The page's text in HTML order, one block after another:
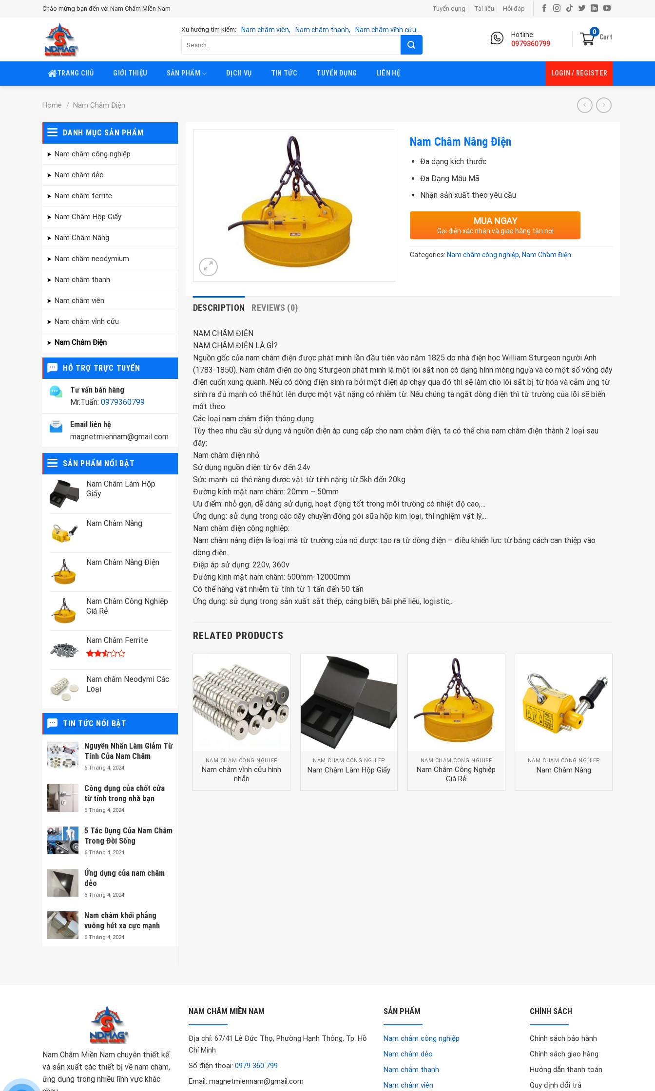
Chào mừng bạn đến với Nam Châm Miền Nam Tuyển dụng Tài liệu Hỏi đáp
Xu hướng tìm kiếm: Nam châm viên, Nam châm thanh, Nam châm vĩnh cửu...
for:
Hotline:
0979360799
Cart
0
TRANG CHỦ GIỚI THIỆU SẢN PHẨM DỊCH VỤ TIN TỨC TUYỂN DỤNG LIÊN HỆ LOGIN / REGISTER
Home / Nam Châm Điện
DANH MỤC SẢN PHẨM
Nam châm công nghiệp
Nam châm dẻo
Nam châm ferrite
Nam Châm Hộp Giấy
Nam Châm Nâng
Nam châm neodymium
Nam châm thanh
Nam châm viên
Nam châm vĩnh cửu
Nam Châm Điện
HỖ TRỢ TRỰC TUYẾN
Tư vấn bán hàng
Mr.Tuấn: 0979360799
Email liên hệ
magnetmiennam@gmail.com
SẢN PHẨM NỔI BẬT
Nam Châm Làm Hộp
Giấy
Nam Châm Nâng
Nam Châm Nâng Điện
Nam Châm Công Nghiệp
Giá Rẻ
Nam Châm Ferrite
out
of 5
Nam châm Neodymi Các
Loại
TIN TỨC NỔI BẬT
Nguyên Nhân Làm Giảm Từ
Tính Của Nam Châm
6 Tháng 4, 2024
Công dụng của chốt cửa
từ tính trong nhà bạn
6 Tháng 4, 2024
5 Tác Dụng Của Nam Châm
Trong Đời Sống
6 Tháng 4, 2024
Ứng dụng của nam châm
dẻo
6 Tháng 4, 2024
Nam châm khối phẳng
vuông hút xa cực mạnh
6 Tháng 4, 2024
Nam Châm Nâng Điện
Đa dạng kích thước
Đa Dạng Mẫu Mã
Nhận sản xuất theo yêu cầu
MUA NGAY
Gọi điện xác nhận và giao hàng tận nơi
Categories: Nam châm công nghiệp, Nam Châm Điện
DESCRIPTION REVIEWS (0)
NAM CHÂM ĐIỆN
NAM CHÂM ĐIỆN LÀ GÌ?
Nguồn gốc của nam châm điện được phát minh lần đầu tiên vào năm 1825 do nhà điện học William Sturgeon người Anh
(1783-1850). Nam châm điện do ông Sturgeon phát minh là một lõi sắt non có dạng hình móng ngựa và có một số vòng dây
điện cuốn xung quanh. Nếu có dòng điện sinh ra bởi một điện áp chạy qua đó thì sẽ làm cho lõi sắt bị từ hóa và cảm ứng từ
sinh ra đủ mạnh có thể hút lên được một vật nặng có nhiễm từ. Nếu chúng ta ngắt dòng điện thì từ trường của lõi sẽ biến
mất theo.
Các loại nam châm điện thông dụng
Tùy theo nhu cầu sử dụng và nguồn điện áp cung cấp cho nam châm điện, ta có thể chia nam châm điện thành 2 loại sau
đây:
Nam châm điện nhỏ:
Sử dụng nguồn điện từ 6v đến 24v
Sức mạnh: có thẻ nâng được vật từ tính nặng từ 5kh đến 20kg
Đường kính mặt nam châm: 20mm – 50mm
Ưu điểm: nhỏ gọn, dễ dàng sử dụng, hoạt động tốt trong môi trường có nhiệt độ cao,…
Ứng dụng: sử dụng trong các dây chuyền đóng gói sữa hộp kim loại, thí nghiệm vật lý,…
Nam châm điện công nghiệp:
Nam châm nâng điện là loại mà từ trường của nó được tạo ra từ dòng điện – điều khiển lực từ bằng cách can thiệp vào
dòng điện.
Điệp áp sử dụng: 220v, 360v
Đường kính mặt nam châm: 500mm-12000mm
Có thể nâng vật nhiễm từ tính từ 1 tấn đến 50 tấn
Ứng dụng: sử dụng trong sản xuất sắt thép, cảng biển, bãi phế liệu, logistic,..
RELATED PRODUCTS
NAM CHÂM CÔNG NGHIỆP
Nam châm vĩnh cửu hình
nhẫn
NAM CHÂM CÔNG NGHIỆP
Nam Châm Làm Hộp Giấy
NAM CHÂM CÔNG NGHIỆP
Nam Châm Công Nghiệp
Giá Rẻ
NAM CHÂM CÔNG NGHIỆP
Nam Châm Nâng
NAM CHÂM VIÊN
Nam châm vĩnh cửu dạng
Nam Châm Miền Nam chuyên thiết kế
và sản xuất các thiết bị về nam châm,
ứng dụng trong nhiều lĩnh vực khác
NAM CHÂM MIỀN NAM
Địa chỉ: 67/41 Lê Đức Thọ, Phường Hạnh Thông, Tp. Hồ
Chí Minh
Số điện thoại: 0979 360 799
Email: magnetmiennam@gmail.com
SẢN PHẨM
Nam châm công nghiệp
Nam châm dẻo
Nam châm thanh
Nam châm viên
CHÍNH SÁCH
Chính sách bảo hành
Chính sách giao hàng
Hướng dẫn thanh toán
Quy định đổi trả